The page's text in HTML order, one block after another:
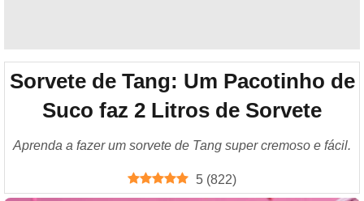
Sorvete de Tang: Um Pacotinho de
Suco faz 2 Litros de Sorvete
Aprenda a fazer um sorvete de Tang super cremoso e fácil.
5 (822)